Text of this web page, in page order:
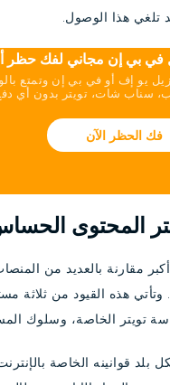
تلغي هذا الوصول.
في بي إن مجاني لفك
يو إف أو في بي إن وتمتع
سناب شات، تويتر بدون أي
فك الحظر الآن
المحتوى
مقارنة بالعديد من
وتأتي هذه القيود من ثلاثة
تويتر الخاصة، وسلوك
بلد قوانينه الخاصة